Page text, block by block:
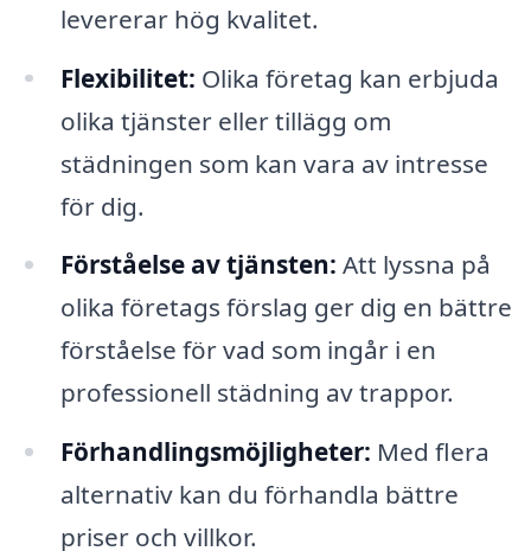
levererar hög kvalitet.
Flexibilitet: Olika företag kan erbjuda
olika tjänster eller tillägg om
städningen som kan vara av intresse
för dig.
Förståelse av tjänsten: Att lyssna på
olika företags förslag ger dig en bättre
förståelse för vad som ingår i en
professionell städning av trappor.
Förhandlingsmöjligheter: Med flera
alternativ kan du förhandla bättre
priser och villkor.